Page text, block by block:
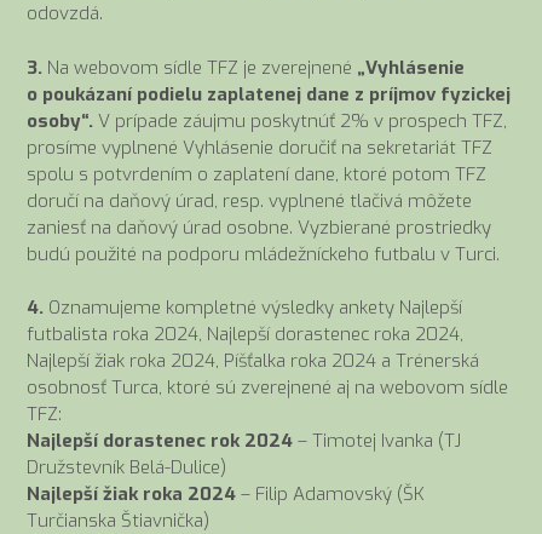
odovzdá.
3. Na webovom sídle TFZ je zverejnené „Vyhlásenie
o poukázaní podielu zaplatenej dane z príjmov fyzickej
osoby“. V prípade záujmu poskytnúť 2% v prospech TFZ,
prosíme vyplnené Vyhlásenie doručiť na sekretariát TFZ
spolu s potvrdením o zaplatení dane, ktoré potom TFZ
doručí na daňový úrad, resp. vyplnené tlačivá môžete
zaniesť na daňový úrad osobne. Vyzbierané prostriedky
budú použité na podporu mládežníckeho futbalu v Turci.
4. Oznamujeme kompletné výsledky ankety Najlepší
futbalista roka 2024, Najlepší dorastenec roka 2024,
Najlepší žiak roka 2024, Píšťalka roka 2024 a Trénerská
osobnosť Turca, ktoré sú zverejnené aj na webovom sídle
TFZ:
Najlepší dorastenec rok 2024 – Timotej Ivanka (TJ
Družstevník Belá-Dulice)
Najlepší žiak roka 2024 – Filip Adamovský (ŠK
Turčianska Štiavnička)